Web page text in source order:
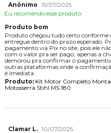
Anônimo 15/07/2025
Eu recomendo esse produto.
Produto bom
Produto chegou tudo certo conforme
entregue dentro do prazo esperado.
pagamento via Pix no site, pois ele
com o valor pra ser pago, apenas a
demorou pra confirmar o
outras plataformas onde a
é imediata.
Produto:Kit Motor Completo
Motosserra Stihl MS 180
Clamar L. 10/07/2025